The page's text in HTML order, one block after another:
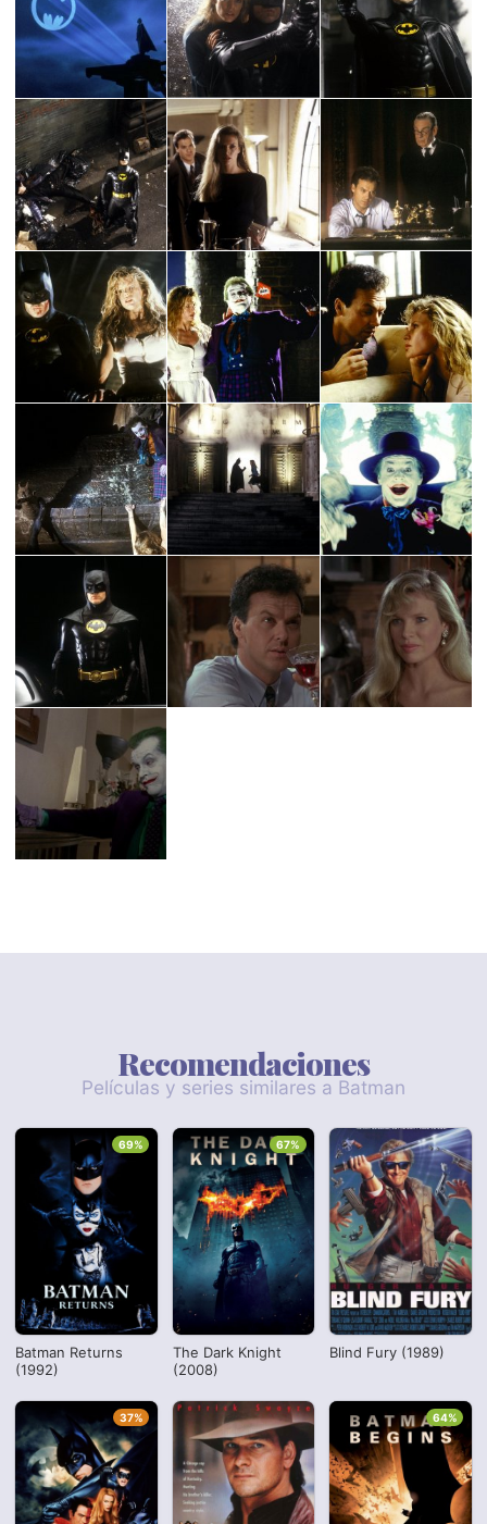
Recomendaciones
Películas y series similares a Batman
Batman Returns
(1992)
69%
The Dark Knight
(2008)
67%
Blind Fury (1989)
37% 64%